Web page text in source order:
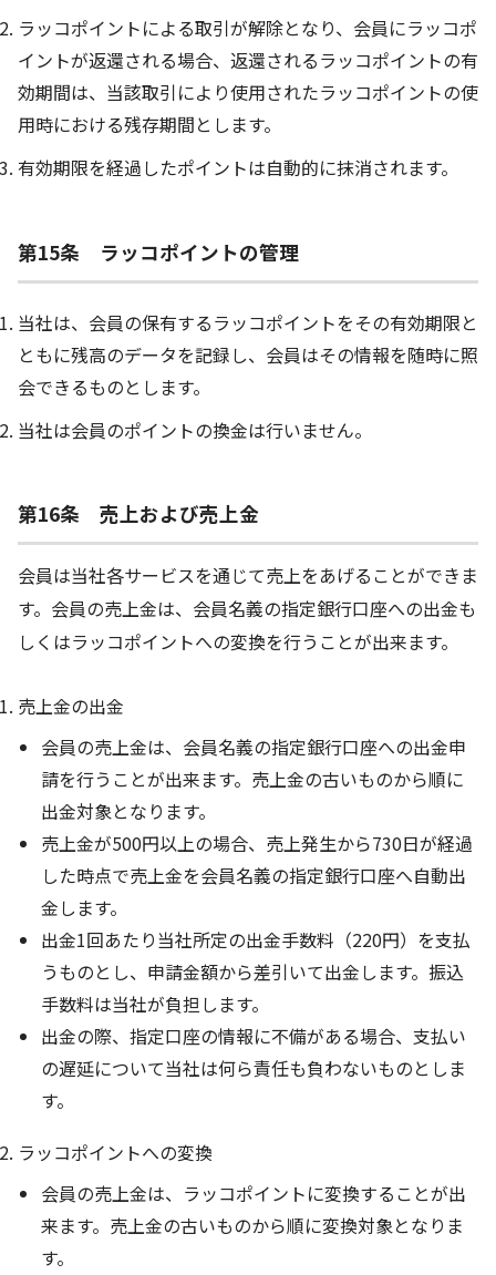
ラッコポイントによる取引が解除となり、会員にラッコポ
イントが返還される場合、返還されるラッコポイントの有
効期間は、当該取引により使用されたラッコポイントの使
用時における残存期間とします。
有効期限を経過したポイントは自動的に抹消されます。
第15条 ラッコポイントの管理
当社は、会員の保有するラッコポイントをその有効期限と
ともに残高のデータを記録し、会員はその情報を随時に照
会できるものとします。
当社は会員のポイントの換金は行いません。
第16条 売上および売上金
会員は当社各サービスを通じて売上をあげることができま
す。会員の売上金は、会員名義の指定銀行口座への出金も
しくはラッコポイントへの変換を行うことが出来ます。
売上金の出金
会員の売上金は、会員名義の指定銀行口座への出金申
請を行うことが出来ます。売上金の古いものから順に
出金対象となります。
売上金が500円以上の場合、売上発生から730日が経過
した時点で売上金を会員名義の指定銀行口座へ自動出
金します。
出金1回あたり当社所定の出金手数料（220円）を支払
うものとし、申請金額から差引いて出金します。振込
手数料は当社が負担します。
出金の際、指定口座の情報に不備がある場合、支払い
の遅延について当社は何ら責任も負わないものとしま
す。
ラッコポイントへの変換
会員の売上金は、ラッコポイントに変換することが出
来ます。売上金の古いものから順に変換対象となりま
す。